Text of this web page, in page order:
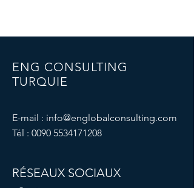
ENG CONSULTING
TURQUIE
E-mail : info@englobalconsulting.com
Tél : 0090 5534171208
RÉSEAUX SOCIAUX